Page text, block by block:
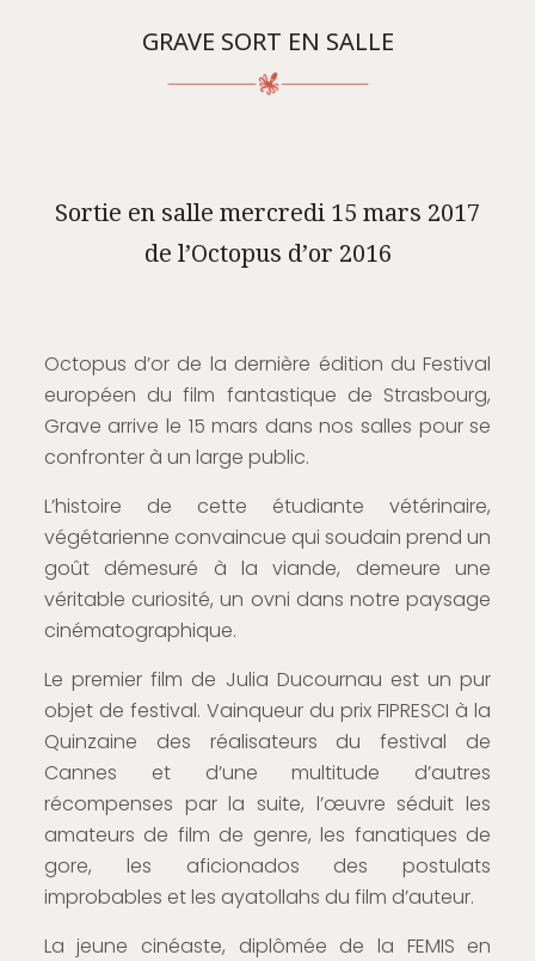
GRAVE SORT EN SALLE
Sortie en salle mercredi 15 mars 2017
de l’Octopus d’or 2016
Octopus d’or de la dernière édition du Festival
européen du film fantastique de Strasbourg,
Grave arrive le 15 mars dans nos salles pour se
confronter à un large public.
L’histoire de cette étudiante vétérinaire,
végétarienne convaincue qui soudain prend un
goût démesuré à la viande, demeure une
véritable curiosité, un ovni dans notre paysage
cinématographique.
Le premier film de Julia Ducournau est un pur
objet de festival. Vainqueur du prix FIPRESCI à la
Quinzaine des réalisateurs du festival de
Cannes et d’une multitude d’autres
récompenses par la suite, l’œuvre séduit les
amateurs de film de genre, les fanatiques de
gore, les aficionados des postulats
improbables et les ayatollahs du film d’auteur.
La jeune cinéaste, diplômée de la FEMIS en